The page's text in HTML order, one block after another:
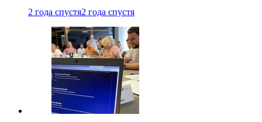
2 года спустя2 года спустя